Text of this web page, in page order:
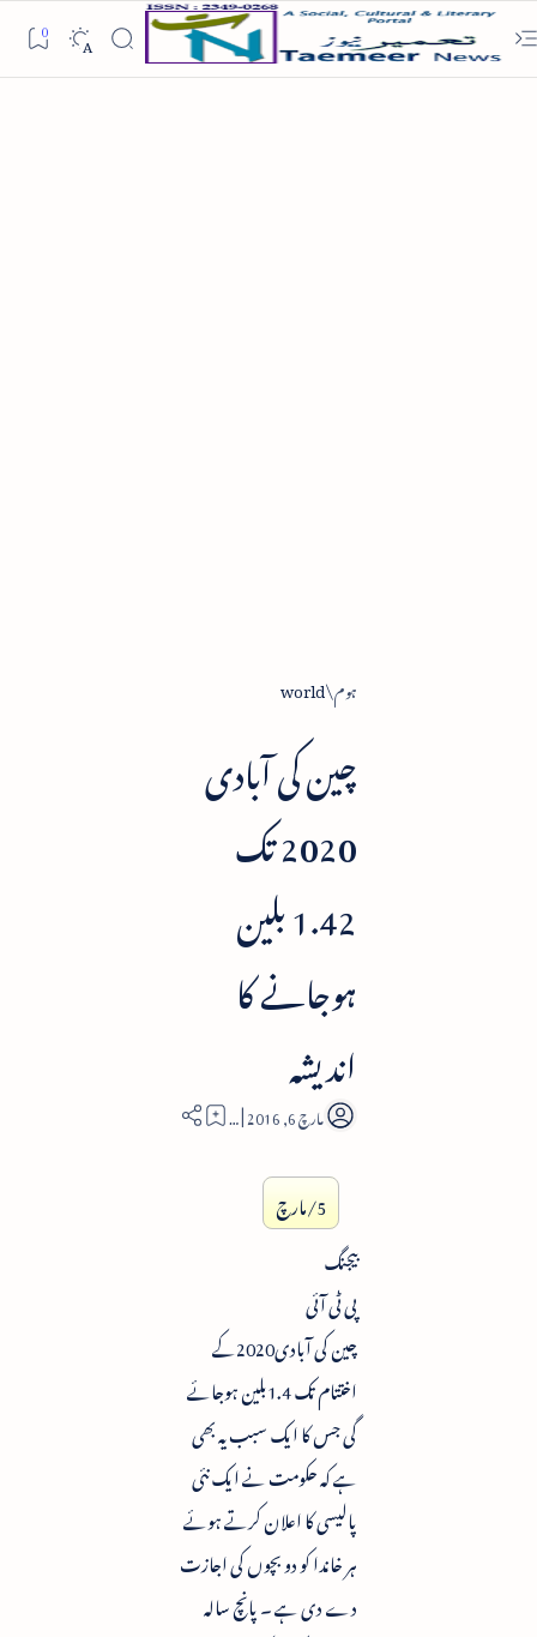
ہوم world
چین کی آبادی
2020 تک
1.42 بلین
ہوجانے کا
اندیشہ
1
5/مارچ
بیجنگ
پی ٹی آئی
چین کی آبادی2020کے
اختتام تک 1.4بلین ہوجائے
گی جس کا ایک سبب یہ بھی
ہے کہ حکومت نے ایک نئی
پالیسی کا اعلان کرتے ہوئے
ہر خاندا کو دو بچوں کی اجازت
دے دی ہے ۔ پانچ سالہ